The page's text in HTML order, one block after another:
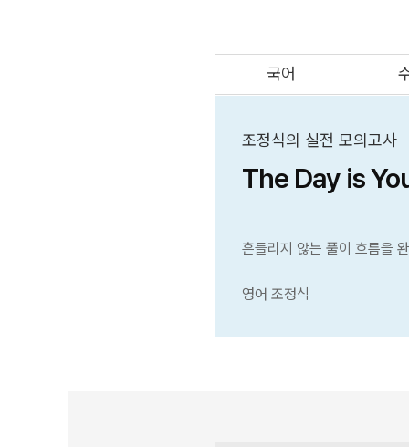
국어
조정식의 실전 모의고사
The Day is
흔들리지 않는 풀이 흐름을
영어 조정식